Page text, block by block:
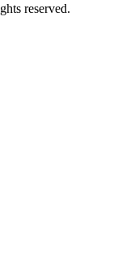
reserved.